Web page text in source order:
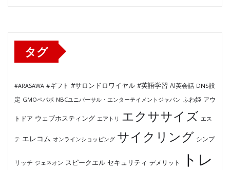
タグ
#ARASAWA #ギフト #サロンドロワイヤル #英語学習 AI英会話 DNS設
定 GMOペパボ NBCユニバーサル・エンターテイメントジャパン ふわ姫 アウ
トドア ウェブホスティング エアトリ エクササイズ エス
テ エレコム オンラインショッピング サイクリング シンプ
リッチ ジェネオン スピークエル セキュリティ デメリット
トレ